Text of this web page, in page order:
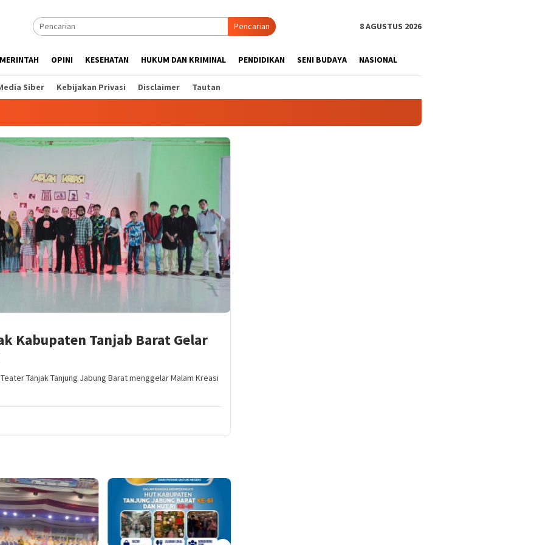
Pencarian 8 AGUSTUS 2026
OPINI KESEHATAN HUKUM DAN KRIMINAL PENDIDIKAN SENI BUDAYA NASIONAL
Siber Kebijakan Privasi Disclaimer Tautan
Kabupaten Tanjab Barat Gelar
Tanjak Tanjung Jabung Barat menggelar Malam Kreasi